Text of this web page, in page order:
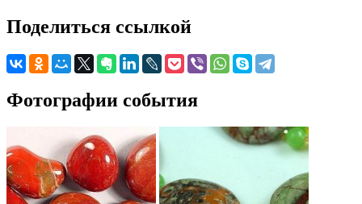
Поделиться ссылкой
Фотографии события